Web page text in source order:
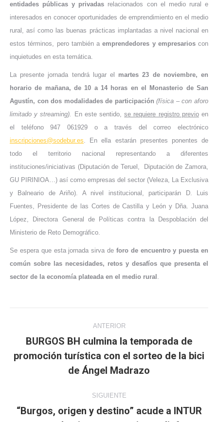
entidades públicas y privadas relacionados con el medio rural e
interesados en conocer oportunidades de emprendimiento en el medio
rural, así como las buenas prácticas implantadas a nivel nacional en
estos términos, pero también aemprendedores y empresarioscon
inquietudes en esta temática.
La presente jornada tendrá lugar el martes 23 de noviembre, en
horario de mañana, de 10 a 14 horas en el Monasterio de San
Agustín, con dos modalidades de participación (física – con aforo
limitado y streaming).
En este sentido,se requiere registro previoen
el teléfono 947 061929 o a través del correo electrónico
inscripciones@sodebur.es. En ella estarán presentes ponentes de
todo el territorio nacional representando a diferentes
instituciones/iniciativas (Diputación de Teruel, Diputación de Zamora,
GU PIRINIOA…) así como empresas del sector (Veleza, La Exclusiva
y Balneario de Ariño). A nivel institucional, participarán D. Luis
Fuentes, Presidente de las Cortes de Castilla y León y Dña. Juana
López, Directora General de Políticas contra la Despoblación del
Ministerio de Reto Demográfico.
Se espera que esta jornada sirva de foro de encuentro y puesta en
común sobre las necesidades, retos y desafíos que presenta el
sector de la economía plateada en el medio rural .
entre
publicaciones
ANTERIOR
Publicación
anterior:
BURGOS BH culmina la temporada de
promoción turística con el sorteo de la bici
de Ángel Madrazo
SIGUIENTE
“Burgos, origen y destino” acude a INTUR